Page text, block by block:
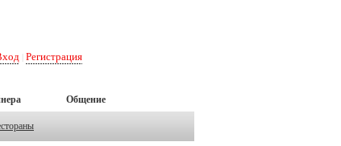
Регистрация
Общение